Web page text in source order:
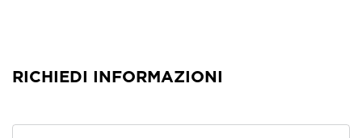
RICHIEDI INFORMAZIONI